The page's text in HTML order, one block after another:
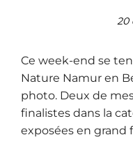
20
Ce week-end se
Nature Namur en
photo. Deux de
finalistes dans la
exposées en grand